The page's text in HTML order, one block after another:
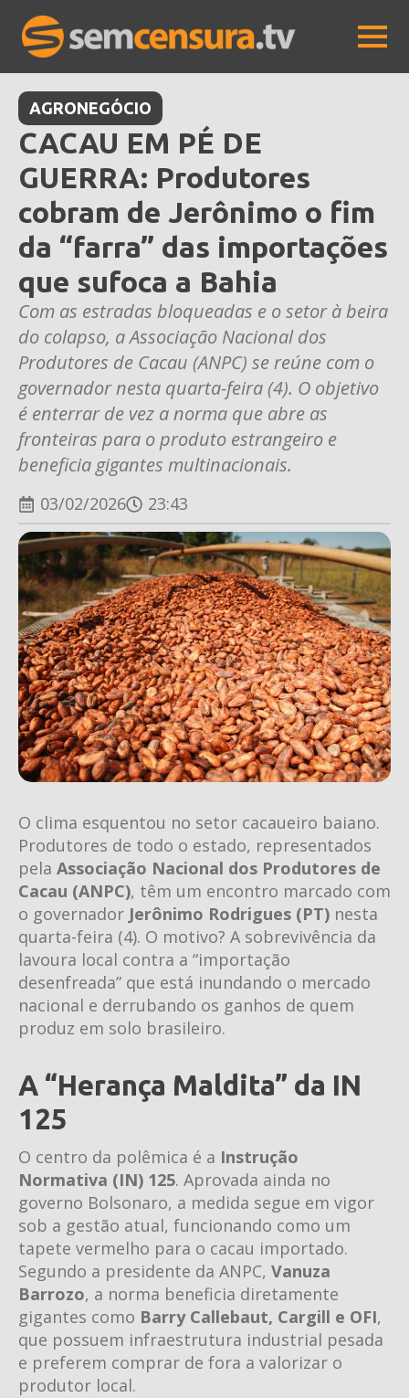
AGRONEGÓCIO
CACAU EM PÉ DE
GUERRA: Produtores
cobram de Jerônimo o fim
da “farra” das importações
que sufoca a Bahia
Com as estradas bloqueadas e o setor à beira
do colapso, a Associação Nacional dos
Produtores de Cacau (ANPC) se reúne com o
governador nesta quarta-feira (4). O objetivo
é enterrar de vez a norma que abre as
fronteiras para o produto estrangeiro e
beneficia gigantes multinacionais.
03/02/2026 23:43
O clima esquentou no setor cacaueiro baiano.
Produtores de todo o estado, representados
pela Associação Nacional dos Produtores de
Cacau (ANPC), têm um encontro marcado com
o governador Jerônimo Rodrigues (PT) nesta
quarta-feira (4). O motivo? A sobrevivência da
lavoura local contra a “importação
desenfreada” que está inundando o mercado
nacional e derrubando os ganhos de quem
produz em solo brasileiro.
A “Herança Maldita” da IN
125
O centro da polêmica é a Instrução
Normativa (IN) 125. Aprovada ainda no
governo Bolsonaro, a medida segue em vigor
sob a gestão atual, funcionando como um
tapete vermelho para o cacau importado.
Segundo a presidente da ANPC, Vanuza
Barrozo, a norma beneficia diretamente
gigantes como Barry Callebaut, Cargill e OFI,
que possuem infraestrutura industrial pesada
e preferem comprar de fora a valorizar o
produtor local.